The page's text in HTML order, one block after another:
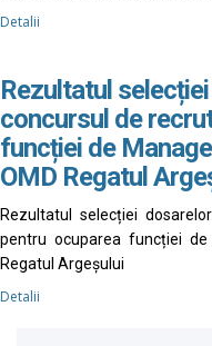
Detalii
Rezultatul
concursul de
funcției de
OMD Regatul
Rezultatul selecției
pentru ocuparea funcției
Regatul Argeșului
Detalii